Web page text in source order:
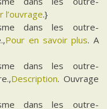
l’ouvrage.}
dans les outre-
Pour en savoir plus. A
dans les outre-
Description. Ouvrage
dans les outre-